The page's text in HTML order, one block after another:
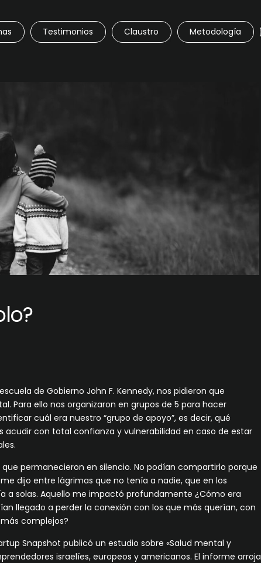
Testimonios Claustro Metodología
de Gobierno John F. Kennedy, nos pidieron que
Para ello nos organizaron en grupos de 5 para hacer
cuál era nuestro “grupo de apoyo”, es decir, qué
con total confianza y vulnerabilidad en caso de estar
permanecieron en silencio. No podían compartirlo porque
dijo entre lágrimas que no tenía a nadie, que en los
a solas. Aquello me impactó profundamente ¿Cómo era
llegado a perder la conexión con los que más querían, con
complejos?
Snapshot publicó un estudio sobre «Salud mental y
israelíes, europeos y americanos. El informe arroja